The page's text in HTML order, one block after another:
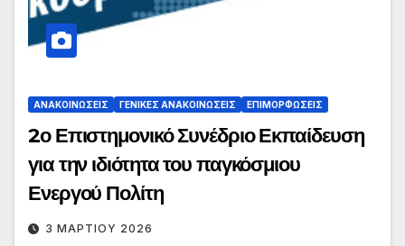
ΑΝΑΚΟΙΝΏΣΕΙΣ ΓΕΝΙΚΈΣ ΑΝΑΚΟΙΝΏΣΕΙΣ ΕΠΙΜΟΡΦΏΣΕΙΣ
2ο Επιστημονικό Συνέδριο Εκπαίδευση
για την ιδιότητα του παγκόσμιου
Ενεργού Πολίτη
3 ΜΑΡΤΊΟΥ 2026